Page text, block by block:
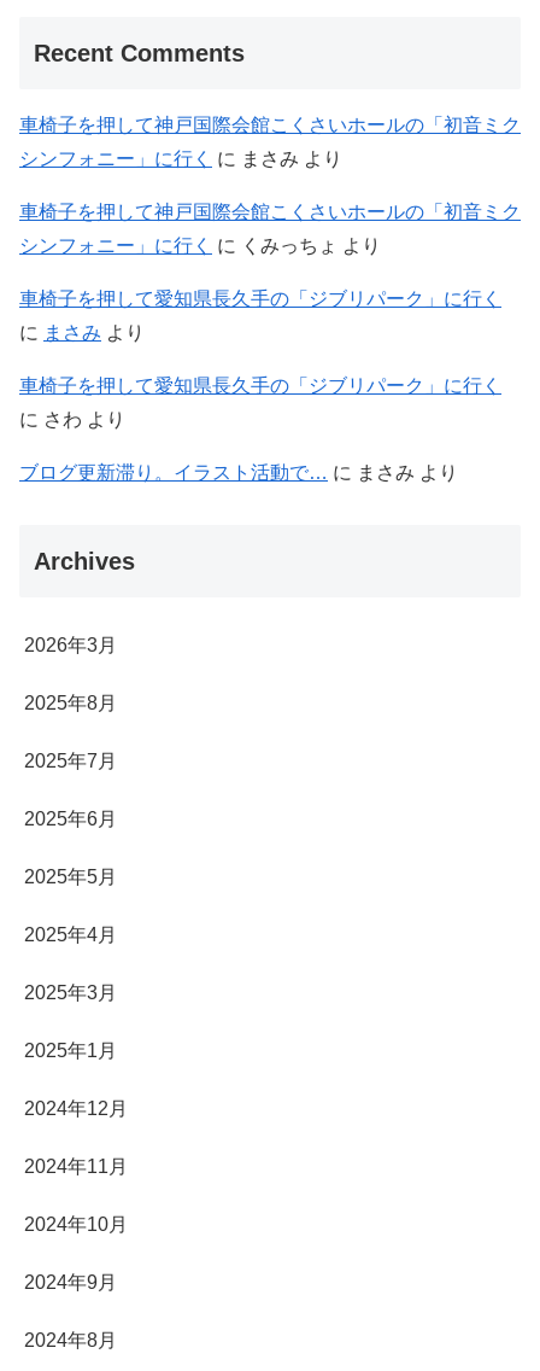
Recent Comments
車椅子を押して神戸国際会館こくさいホールの「初音ミク
シンフォニー」に行く
に まさみ より
車椅子を押して神戸国際会館こくさいホールの「初音ミク
シンフォニー」に行く
に くみっちょ より
車椅子を押して愛知県長久手の「ジブリパーク」に行く
に まさみ より
車椅子を押して愛知県長久手の「ジブリパーク」に行く
に さわ より
ブログ更新滞り。イラスト活動で… に まさみ より
Archives
2026年3月
2025年8月
2025年7月
2025年6月
2025年5月
2025年4月
2025年3月
2025年1月
2024年12月
2024年11月
2024年10月
2024年9月
2024年8月